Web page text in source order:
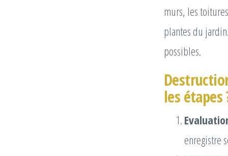
murs, les
plantes du
possibles.
les étapes
enregistre